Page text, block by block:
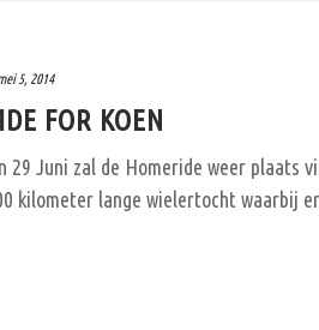
5, 2014
FOR KOEN
29 Juni zal de Homeride weer plaats
kilometer lange wielertocht waarbij